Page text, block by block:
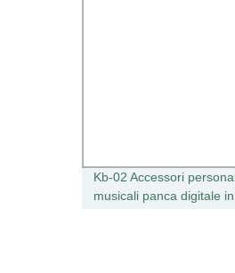
Kb-02 Accessori
musicali panca digitale